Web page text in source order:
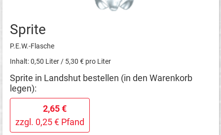
Sprite
P.E.W.-Flasche
Inhalt: 0,50 Liter / 5,30 € pro Liter
Sprite in Landshut bestellen (in den Warenkorb
legen):
2,65 €
zzgl. 0,25 € Pfand